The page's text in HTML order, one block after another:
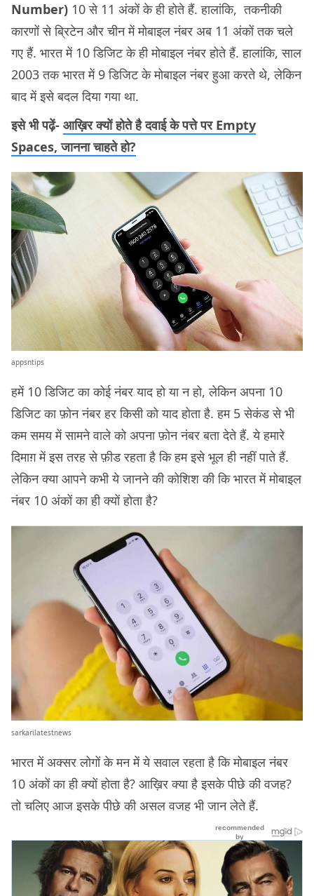
Number) 10 से 11 अंकों के ही होते हैं. हालांकि, तकनीकी
कारणों से ब्रिटेन और चीन में मोबाइल नंबर अब 11 अंकों तक चले
गए हैं. भारत में 10 डिजिट के ही मोबाइल नंबर होते हैं. हालांकि, साल
2003 तक भारत में 9 डिजिट के मोबाइल नंबर हुआ करते थे, लेकिन
बाद में इसे बदल दिया गया था.
इसे भी पढ़ें- आख़िर क्यों होते है दवाई के पत्ते पर Empty
Spaces, जानना चाहते हो?
appsntips
हमें 10 डिजिट का कोई नंबर याद हो या न हो, लेकिन अपना 10
डिजिट का फ़ोन नंबर हर किसी को याद होता है. हम 5 सेकंड से भी
कम समय में सामने वाले को अपना फ़ोन नंबर बता देते हैं. ये हमारे
दिमाग़ में इस तरह से फ़ीड रहता है कि हम इसे भूल ही नहीं पाते हैं.
लेकिन क्या आपने कभी ये जानने की कोशिश की कि भारत में मोबाइल
नंबर 10 अंकों का ही क्यों होता है?
sarkarilatestnews
भारत में अक्सर लोगों के मन में ये सवाल रहता है कि मोबाइल नंबर
10 अंकों का ही क्यों होता है? आख़िर क्या है इसके पीछे की वजह?
तो चलिए आज इसके पीछे की असल वजह भी जान लेते हैं.